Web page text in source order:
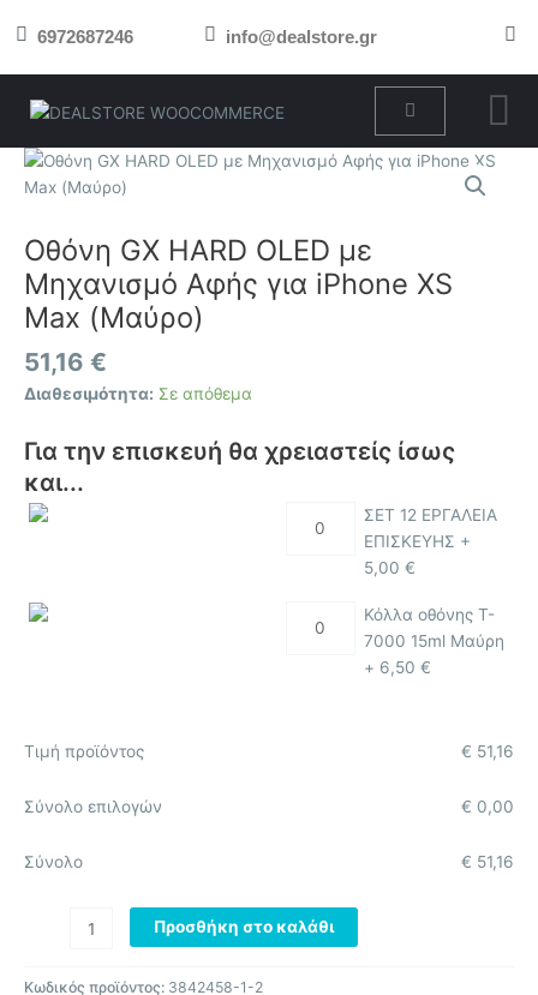
στο 6972687246 info@dealstore.gr
Cart
Οθόνη GX HARD OLED με
Μηχανισμό Αφής για iPhone XS
Max (Μαύρο)
51,16 €
Διαθεσιμότητα: Σε απόθεμα
Για την επισκευή θα χρειαστείς ίσως
και...
ΣΕΤ 12 ΕΡΓΑΛΕΙΑ
ΕΠΙΣΚΕΥΗΣ +
5,00 €
Κόλλα οθόνης T-
7000 15ml Μαύρη
+ 6,50 €
Τιμή προϊόντος 51,16
€
Σύνολο επιλογών 0,00
€
Σύνολο 51,16
€
Οθόνη
GX
OLED
με
Μηχανισμό
Αφής
iPhone
XS
(Μαύρο)
ποσότητα
Προσθήκη στο καλάθι
Κωδικός προϊόντος: 3842458-1-2